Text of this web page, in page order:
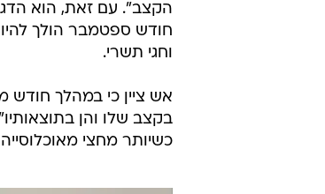
הקצב". עם זאת, הוא
חודש ספטמבר הולך
וחגי תשרי.
אש ציין כי במהלך חודש
כשיותר מחצי